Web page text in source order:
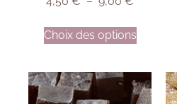
Choix des options